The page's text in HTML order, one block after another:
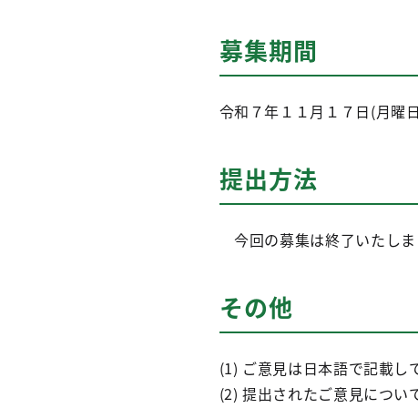
募集期間
令和７年１１月１７日(月曜
提出方法
今回の募集は終了いたしま
その他
(1) ご意見は日本語で記載し
(2) 提出されたご意見につい